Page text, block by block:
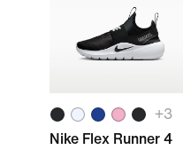
+3
Nike Flex Runner 4